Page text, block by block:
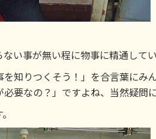
い事が無い程に物事に精通して
知りつくそう！」を合言葉にみ
要なの？」ですよね、当然疑問